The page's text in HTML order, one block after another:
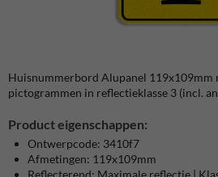
Huisnummerbord Alupanel 119x109mm
pictogrammen in reflectieklasse 3 (incl.
Product eigenschappen:
Ontwerpcode: 3410f7
Afmetingen: 119x109mm
Reflecterend: Maximale reflectie |